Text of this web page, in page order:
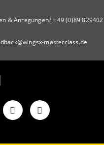
& Anregungen? +49 (0)89
masterclass.de